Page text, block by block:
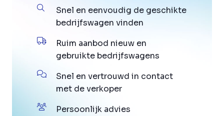
Snel en eenvoudig de geschikte
bedrijfswagen vinden
Ruim aanbod nieuw en
gebruikte bedrijfswagens
Snel en vertrouwd in contact
met de verkoper
Persoonlijk advies